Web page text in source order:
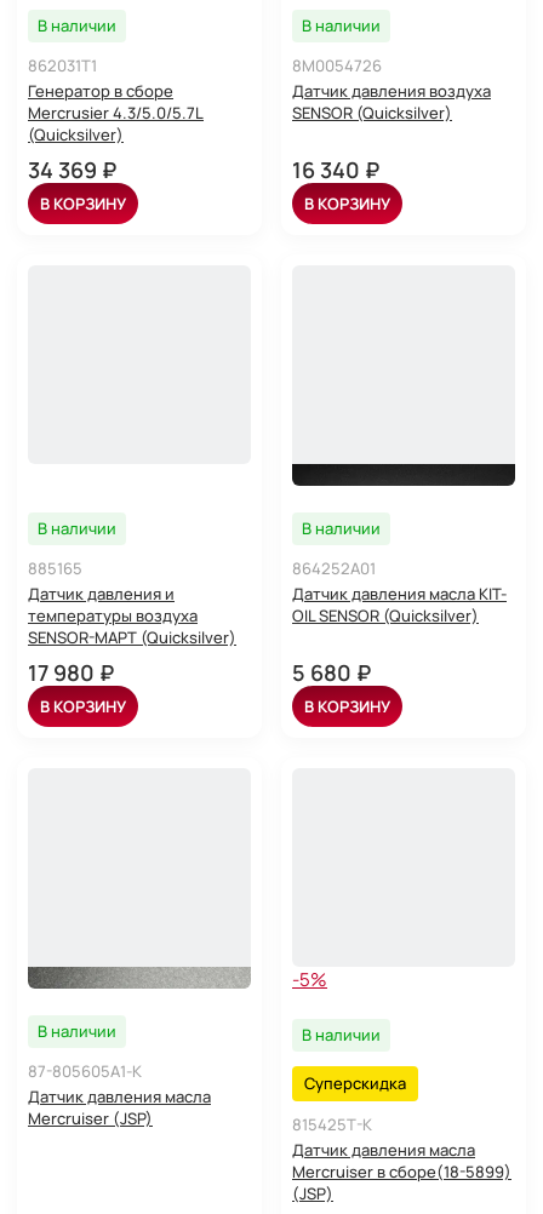
В наличии
862031T1
Генератор в сборе
Mercrusier 4.3/5.0/5.7L
(Quicksilver)
34 369 ₽
В КОРЗИНУ
В наличии
8M0054726
Датчик давления воздуха
SENSOR (Quicksilver)
16 340 ₽
В КОРЗИНУ
В наличии
885165
Датчик давления и
температуры воздуха
SENSOR-MAPT (Quicksilver)
17 980 ₽
В КОРЗИНУ
В наличии
864252A01
Датчик давления масла KIT-
OIL SENSOR (Quicksilver)
5 680 ₽
В КОРЗИНУ
В наличии
87-805605A1-K
Датчик давления масла
Mercruiser (JSP)
-5%
В наличии
Суперскидка
815425T-K
Датчик давления масла
Mercruiser в сборе(18-5899)
(JSP)